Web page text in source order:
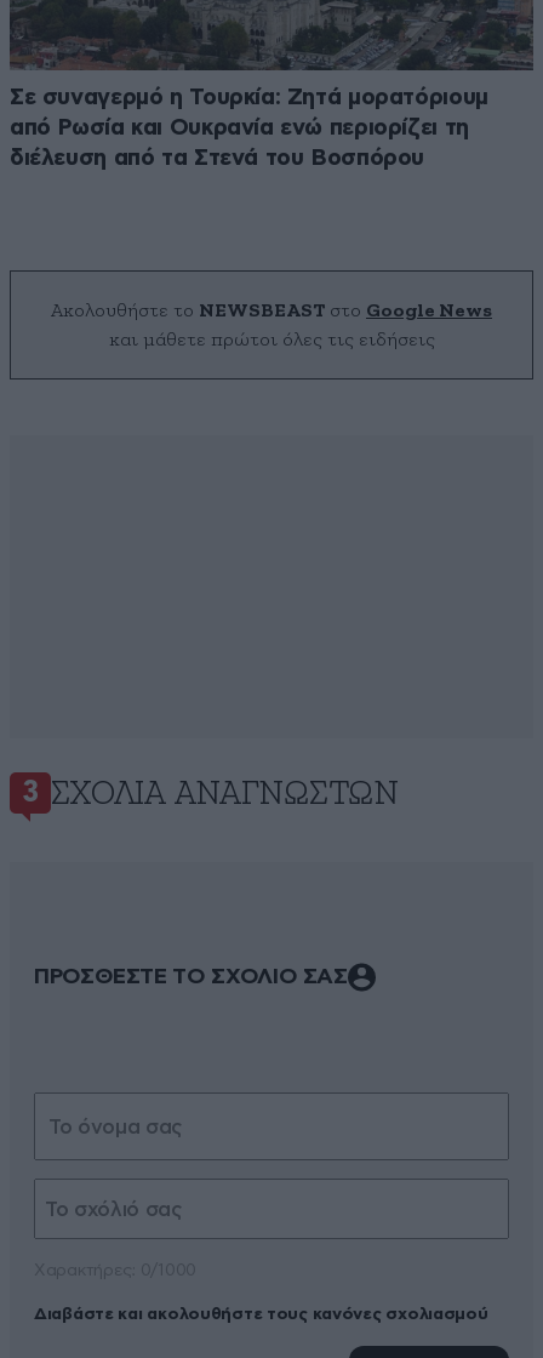
Σε συναγερμό η Τουρκία: Ζητά μορατόριουμ
από Ρωσία και Ουκρανία ενώ περιορίζει τη
διέλευση από τα Στενά του Βοσπόρου
Ακολουθήστε το NEWSBEAST στο Google News
και μάθετε πρώτοι όλες τις ειδήσεις
3 ΣΧΌΛΙΑ ΑΝΑΓΝΩΣΤΏΝ
ΠΡΟΣΘΕΣΤΕ ΤΟ ΣΧΟΛΙΟ ΣΑΣ
Διαβάστε και ακολουθήστε τους κανόνες σχολιασμού